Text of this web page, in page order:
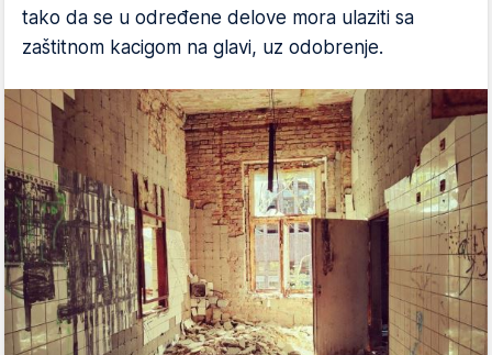
tako da se u određene delove mora ulaziti sa
zaštitnom kacigom na glavi, uz odobrenje.